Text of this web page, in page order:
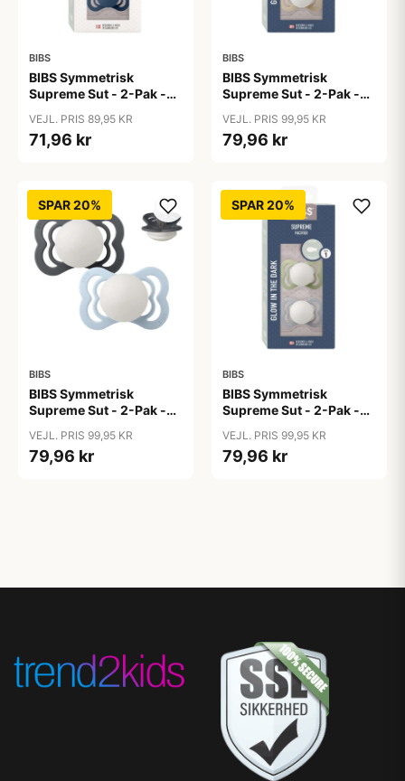
BIBS
BIBS Symmetrisk
Supreme Sut - 2-Pak -
Cloud/Steel Blue
VEJL. PRIS 89,95 KR
71,96 kr
BIBS
BIBS Symmetrisk
Supreme Sut - 2-Pak -
Blush/Vanilla
VEJL. PRIS 99,95 KR
79,96 kr
SPAR 20%
BIBS
BIBS Symmetrisk
Supreme Sut - 2-Pak -
Iron/Baby Blue
VEJL. PRIS 99,95 KR
79,96 kr
SPAR 20%
BIBS
BIBS Symmetrisk
Supreme Sut - 2-Pak -
Sage/Cloud
VEJL. PRIS 99,95 KR
79,96 kr